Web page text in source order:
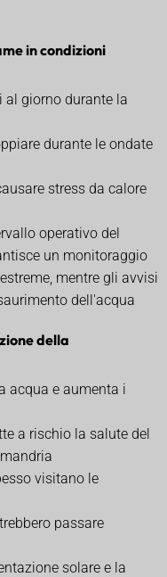
in condizioni
al giorno durante la
durante le ondate
stress da calore
operativo del
un monitoraggio
mentre gli avvisi
dell'acqua
della
acqua e aumenta i
a rischio la salute del
visitano le
passare
solare e la